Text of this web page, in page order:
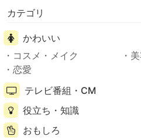
カテゴリ
かわいい
コスメ・メイク
恋愛
テレビ番組・CM
役立ち・知識
おもしろ